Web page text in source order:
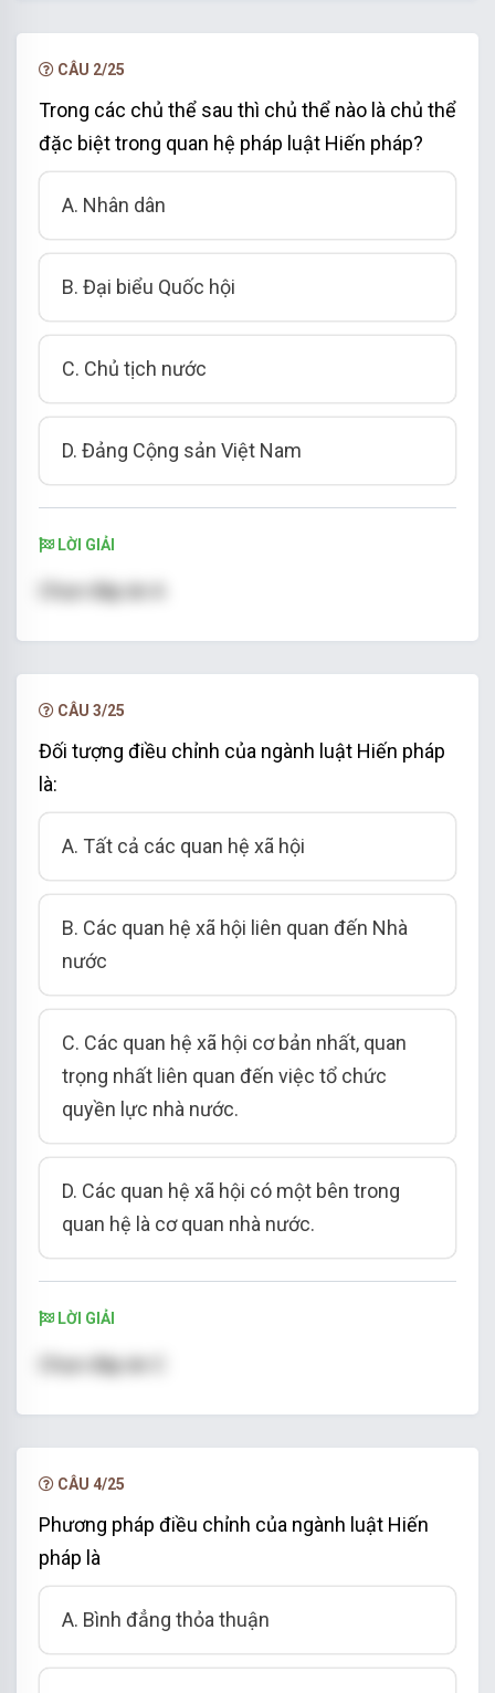
CÂU 2/25
Trong các chủ thể sau thì chủ thể nào là chủ thể
đặc biệt trong quan hệ pháp luật Hiến pháp?
A. Nhân dân
B. Đại biểu Quốc hội
C. Chủ tịch nước
D. Đảng Cộng sản Việt Nam
LỜI GIẢI
Chọn đáp án A
CÂU 3/25
Đối tượng điều chỉnh của ngành luật Hiến pháp
là:
A. Tất cả các quan hệ xã hội
B. Các quan hệ xã hội liên quan đến Nhà
nước
C. Các quan hệ xã hội cơ bản nhất, quan
trọng nhất liên quan đến việc tổ chức
quyền lực nhà nước.
D. Các quan hệ xã hội có một bên trong
quan hệ là cơ quan nhà nước.
LỜI GIẢI
Chọn đáp án C
CÂU 4/25
Phương pháp điều chỉnh của ngành luật Hiến
pháp là
A. Bình đẳng thỏa thuận